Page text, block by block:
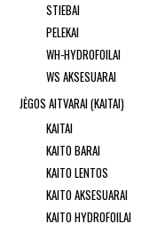
STIEBAI
PELEKAI
WH-HYDROFOILAI
WS AKSESUARAI
JĖGOS AITVARAI (KAITAI)
KAITAI
KAITO BARAI
KAITO LENTOS
KAITO AKSESUARAI
KAITO HYDROFOILAI